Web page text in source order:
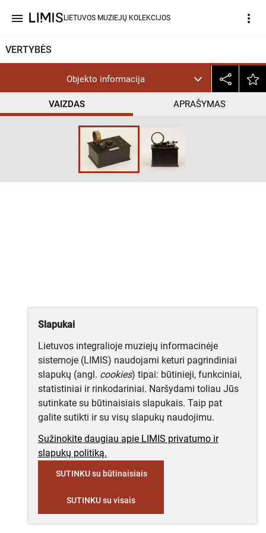
menu LIETUVOS MUZIEJŲ KOLEKCIJOS more_vert
VERTYBĖS
Objekto informacija
VAIZDAS APRAŠYMAS
Slapukai
Lietuvos integralioje muziejų informacinėje
sistemoje (LIMIS) naudojami keturi pagrindiniai
slapukų (angl. cookies) tipai: būtinieji, funkciniai,
statistiniai ir rinkodariniai. Naršydami toliau Jūs
sutinkate su būtinaisiais slapukais. Taip pat
galite sutikti ir su visų slapukų naudojimu.
Sužinokite daugiau apie LIMIS privatumo ir
slapukų politiką.
SUTINKU su būtinaisiais
SUTINKU su visais